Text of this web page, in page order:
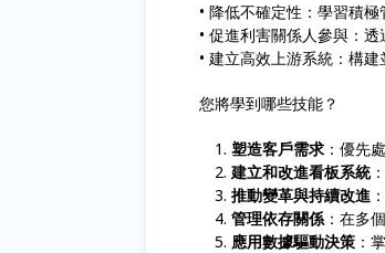
• 降低不確定性：學習積
• 促進利害關係人參與：
• 建立高效上游系統：構
您將學到哪些技能？
塑造客戶需求 ：優先
建立和改進看板系統
推動變革與持續改進
管理依存關係 ：在多
應用數據驅動決策 ：